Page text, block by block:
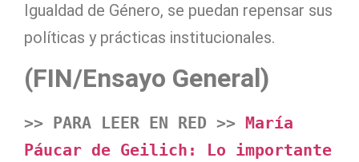
Igualdad de Género, se puedan repensar sus
políticas y prácticas institucionales.
(FIN/Ensayo General)
>> PARA LEER EN RED >> María
Páucar de Geilich: Lo importante